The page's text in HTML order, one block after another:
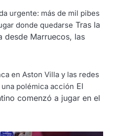
urgente: más de mil pibes
donde quedarse Tras la
desde Marruecos, las
en Aston Villa y las redes
polémica acción El
comenzó a jugar en el